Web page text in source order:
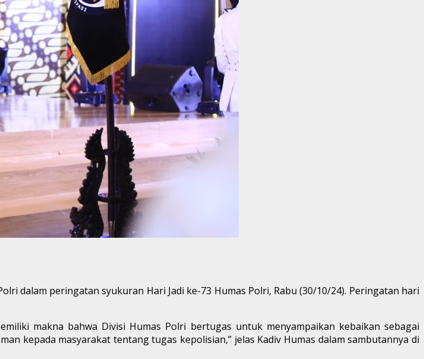
dalam peringatan syukuran Hari Jadi ke-73 Humas Polri, Rabu (30/10/24). Peringatan hari
makna bahwa Divisi Humas Polri bertugas untuk menyampaikan kebaikan sebagai
kepada masyarakat tentang tugas kepolisian,” jelas Kadiv Humas dalam sambutannya di